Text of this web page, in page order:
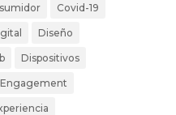
Covid-19
Diseño
Dispositivos
Engagement